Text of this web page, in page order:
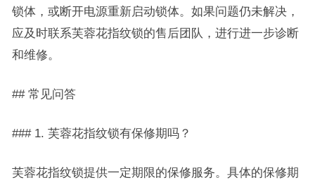
锁体，或断开电源重新启动锁体。如果问题仍未解决，
应及时联系芙蓉花指纹锁的售后团队，进行进一步诊断
和维修。
## 常见问答
### 1. 芙蓉花指纹锁有保修期吗？
芙蓉花指纹锁提供一定期限的保修服务。具体的保修期